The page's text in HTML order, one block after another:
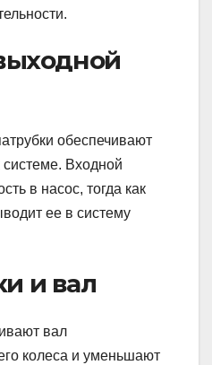
обеспечивают
Входной
в насос, тогда как
ее в систему
и вал
вал
колеса и уменьшают